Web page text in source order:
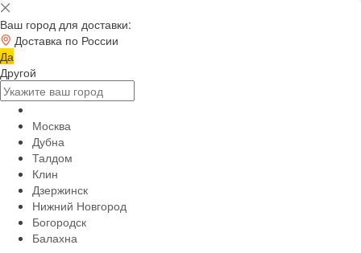
Ваш город для доставки:
Доставка по России
Да
Другой
Москва
Дубна
Талдом
Клин
Дзержинск
Нижний Новгород
Богородск
Балахна